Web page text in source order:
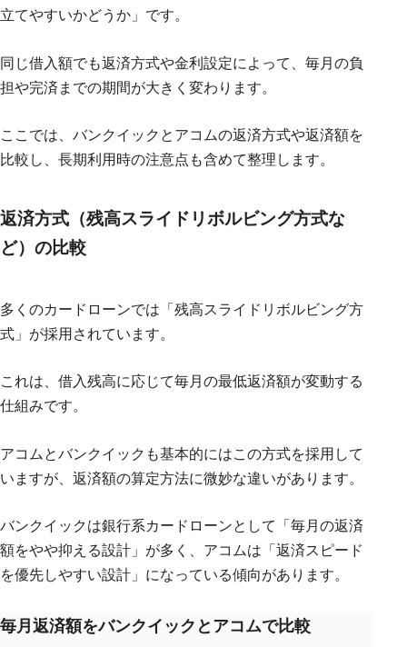
立てやすいかどうか」です。
同じ借入額でも返済方式や金利設定によって、毎月の負
担や完済までの期間が大きく変わります。
ここでは、バンクイックとアコムの返済方式や返済額を
比較し、長期利用時の注意点も含めて整理します。
返済方式（残高スライドリボルビング方式な
ど）の比較
多くのカードローンでは「残高スライドリボルビング方
式」が採用されています。
これは、借入残高に応じて毎月の最低返済額が変動する
仕組みです。
アコムとバンクイックも基本的にはこの方式を採用して
いますが、返済額の算定方法に微妙な違いがあります。
バンクイックは銀行系カードローンとして「毎月の返済
額をやや抑える設計」が多く、アコムは「返済スピード
を優先しやすい設計」になっている傾向があります。
毎月返済額をバンクイックとアコムで比較